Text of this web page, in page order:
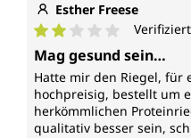
Esther Freese
Durchschnittliche
Mag gesund sein…
Hatte mir den Riegel, für
hochpreisig, bestellt um
herkömmlichen
qualitativ besser sein,